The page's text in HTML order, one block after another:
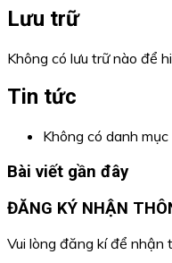
Lưu trữ
Không có lưu trữ nào để
Tin tức
Không có danh mục
Bài viết gần đây
ĐĂNG KÝ NHẬN
Vui lòng đăng kí để nhận